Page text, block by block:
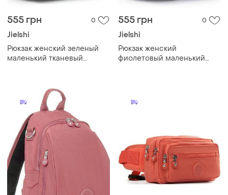
555 грн 0
Jielshi
Рюкзак женский зеленый
маленький тканевый
молниях jielshi 525-02
555 грн 0
Jielshi
Рюкзак женский
фиолетовый маленький